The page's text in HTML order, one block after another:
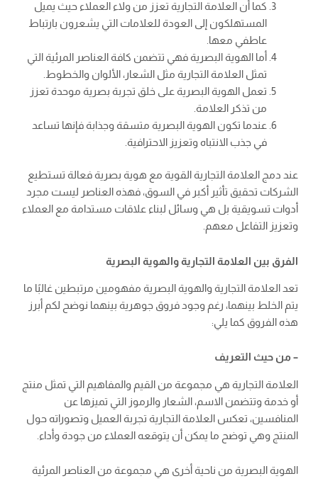
كما أن العلامة التجارية تعزز من ولاء العملاء حيث يميل
المستهلكون إلى العودة للعلامات التي يشعرون بارتباط
عاطفي معها.
أما الهوية البصرية فهي تتضمن كافة العناصر المرئية التي
تمثل العلامة التجارية مثل الشعار، الألوان والخطوط.
تعمل الهوية البصرية على خلق تجربة بصرية موحدة تعزز
من تذكر العلامة.
عندما تكون الهوية البصرية متسقة وجذابة فإنها تساعد
في جذب الانتباه وتعزيز الاحترافية.
عند دمج العلامة التجارية القوية مع هوية بصرية فعالة تستطيع
الشركات تحقيق تأثير أكبر في السوق، فهذه العناصر ليست مجرد
أدوات تسويقية بل هي وسائل لبناء علاقات مستدامة مع العملاء
وتعزيز التفاعل معهم.
الفرق بين العلامة التجارية والهوية البصرية
تعد العلامة التجارية والهوية البصرية مفهومين مرتبطين غالبًا ما
يتم الخلط بينهما، رغم وجود فروق جوهرية بينهما نوضح لكم أبرز
هذه الفروق كما يلي:
– من حيث التعريف
العلامة التجارية هي مجموعة من القيم والمفاهيم التي تمثل منتج
أو خدمة وتتضمن الاسم، الشعار والرموز التي تميزها عن
المنافسين، تعكس العلامة التجارية تجربة العميل وتصوراته حول
المنتج وهي توضح ما يمكن أن يتوقعه العملاء من جودة وأداء.
الهوية البصرية من ناحية أخرى هي مجموعة من العناصر المرئية